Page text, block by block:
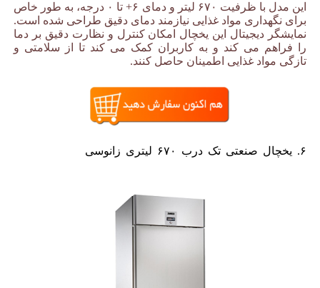
این مدل با ظرفیت ۶۷۰ لیتر و دمای ۶+ تا ۰ درجه، به طور خاص
برای نگهداری مواد غذایی نیازمند دمای دقیق طراحی شده است.
نمایشگر دیجیتال این یخچال امکان کنترل و نظارت دقیق بر دما
را فراهم می کند و به کاربران کمک می کند تا از سلامتی و
تازگی مواد غذایی اطمینان حاصل کنند.
۶. یخچال صنعتی تک درب ۶۷۰ لیتری زانوسی